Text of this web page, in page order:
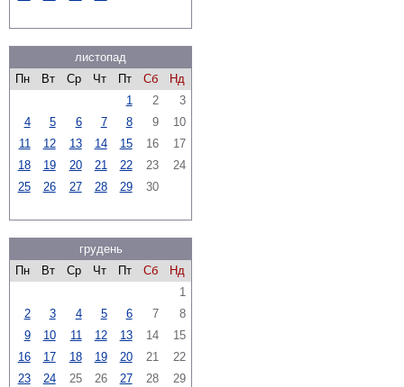
листопад
Пн
Вт Ср Чт Пт Сб
Нд
1
2
3
4
5 6 7 8 9
10
11
12 13 14 15 16
17
18
19 20 21 22 23
24
25
26 27 28 29 30
грудень
Пн
Вт Ср Чт Пт Сб
Нд
1
2
3 4 5 6 7
8
9
10 11 12 13 14
15
16
17 18 19 20 21
22
23
24 25 26 27 28
29